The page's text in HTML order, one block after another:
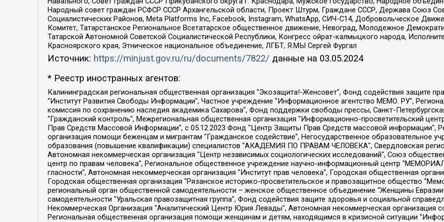
Народный совет граждан РСФСР СССР Архангельской области, Проект Штурм, Граждане СССР, Держава Союз
Социалистических Районов, Meta Platforms Inc, Facebook, Instagram, WhatsApp, СИЧ-С14, Добровольческое
Комитет, Татарстанское Региональное Всетатарское общественное движение, Невоград, Молодежное
Татарской Автономной Советской Социалистической Республики, Конгресс ойрат-калмыцкого народа,
Красноярского края, Этническое национальное объединение, ЛГБТ, Я.МЫ Сергей Фургал
Источник: https://minjust.gov.ru/ru/documents/7822/ данные на 03.05.2024
* Реестр иностранных агентов:
Калининградская региональная общественная организация "Экозащита!-Женсовет", Фонд содействия защите прав и свобод граждан "Общественный вердикт", Фонд "Институт Развития Свободы Информации", Частное учреждение "Информационное агентство МЕМО. РУ", Региональная общественная организация "Общественная комиссия по сохранению наследия академика Сахарова", Фонд поддержки свободы прессы, Санкт-Петербургская общественная правозащитная организация "Гражданский контроль", Межрегиональная общественная организация "Информационно-просветительский центр "Мемориал", Региональный Фонд "Центр Защиты Прав Средств Массовой Информации", с 05.12.2023 Фонд "Центр Защиты Прав Средств массовой информации", Региональная общественная благотворительная организация помощи беженцам и мигрантам "Гражданское содействие", Негосударственное образовательное учреждение дополнительного профессионального образования (повышение квалификации) специалистов "АКАДЕМИЯ ПО ПРАВАМ ЧЕЛОВЕКА", Свердловская региональная общественная организация "Сутяжник", Автономная некоммерческая организация "Центр независимых социологических исследований", Союз общественных объединений "Российский исследовательский центр по правам человека", Региональное общественное учреждение научно-информационный центр "МЕМОРИАЛ", Некоммерческая организация "Фонд защиты гласности", Автономная некоммерческая организация "Институт прав человека", Городская общественная организация "Екатеринбургское общество "МЕМОРИАЛ", Городская общественная организация "Рязанское историко-просветительское и правозащитное общество "Мемориал" (Рязанский Мемориал), Челябинский региональный орган общественной самодеятельности – женское общественное объединение "Женщины Евразии", Челябинский региональный орган общественной самодеятельности "Уральская правозащитная группа", Фонд содействия защите здоровья и социальной справедливости имени Андрея Рылькова, Автономная Некоммерческая Организация "Аналитический Центр Юрия Левады", Автономная некоммерческая организация социальной поддержки населения "Проект Апрель", Региональная общественная организация помощи женщинам и детям, находящимся в кризисной ситуации "Информационно-методический центр "Анна", Фонд содействия развитию массовых коммуникаций и правовому просвещению "Так-так-Так", Фонд содействия устойчивому развитию "Серебряная тайга", Свердловский региональный общественный фонд социальных проектов "Новое время", "Idel.Реалии", Кавказ.Реалии, Крым.Реалии, Телеканал Настоящее Время, Татаро-башкирская служба Радио Свобода (Azatliq Radiosi), Радио Свободная Европа/Радио Свобода (PCE/PC), "Сибирь.Реалии", "Фактограф", Благотворительный фонд помощи осужденным и их семьям, Автономная некоммерческая организация "Институт глобализации и социальных движений", Фонд "В защиту прав заключенных", Частное учреждение "Центр поддержки и содействия развитию средств массовой информации", Пензенский региональный общественный благотворительный фонд "Гражданский союз", "Север.Реалии", Некоммерческая организация Фонд "Правовая инициатива", Общество с ограниченной ответственностью "Радио Свободная Европа/Радио Свобода", Чешское информационное агентство "MEDIUM-ORIENT", Красноярская региональная общественная организация "Мы против СПИДа", Камалягин Денис Николаевич, Маркелов Сергей Евгеньевич, Пономарев Лев Александрович, Савицкая Людмила Алексеевна, Автономная некоммерческая организация "Центр по работе с проблемой насилия "НАСИЛИЮ.НЕТ", Межрегиональный профессиональный союз работников здравоохранения "Альянс врачей", Юридическое лицо, зарегистрированное в Латвийской Республике, SIA "Medusa Project" (регистрационный номер 40103797863, дата регистрации 10.06.2014), Некоммерческая организация "Фонд по борьбе с коррупцией", Автономная некоммерческая организация "Институт права и публичной политики", Баданин Роман Сергеевич, Гликин Максим Александрович, Железнова Мария Михайловна, Лукьянова Юлия Сергеевна, Маетная Елизавета Витальевна, Маняхин Петр Борисович, Чуракова Ольга Владимировна, Ярош Юлия Петровна, Юридическое лицо "The Insider SIA", зарегистрированное в Риге, Латвийская Республика (дата регистрации 26.06.2015), являющееся администратором доменного имени интернет-издания "The Insider SIA", https://theins.ru, Постернак Алексей Евгеньевич, Рубин Михаил Аркадьевич, Анин Роман Александрович, Юридическое лицо Istories fonds, зарегистрированное в Латвийской Республике (регистрационный номер 50008295751, дата регистрации 24.02.2020), Великовский Дмитрий Александрович, Долинина Ирина Николаевна, Мароховская Алеся Алексеевна, Шлейнов Роман Юрьевич, Шмагун Олеся Валентиновна, Общество с ограниченной ответственностью "Альтаир 2021", Общество с ограниченной ответственностью "Вега 2021", Общество с ограниченной ответственностью "Главный редактор 2021", Общество с ограниченной ответственностью "Ромашки монолит", Важенков Артем Валерьевич, Ивановская областная общественная организация "Центр гендерных исследований", Гурман Юрий Альбертович, Медиапроект "ОВД-Инфо", Егоров Владимир Владимирович, Жилинский Владимир Александрович, Общество с ограниченной ответственностью "ЗП", Иванова София Юрьевна, Карезина Инна Павловна, Кильтау Екатерина Викторовна, Петров Алексей Викторович, Пискунов Сергей Евгеньевич, Смирнов Сергей Сергеевич, Тихонов Михаил Сергеевич, Общество с ограниченной ответственностью "ЖУРНАЛИСТ-ИНОСТРАННЫЙ АГЕНТ", Арапова Галина Юрьевна, Вольтская Татьяна Анатольевна, Американская компания "Mason G.E.S. Anonymous Foundation" (США), являющаяся владельцем интернет-издания https://mnews.world/, Компания "Stichting Bellingcat", зарегистрированная в Нидерландах (дата регистрации 11.07.2018), Захаров Андрей Вячеславович, Клепиковская Екатерина Дмитриевна, Общество с ограниченной ответственностью "МЕМО", Перл Роман Александрович, Симонов Евгений Алексеевич, Соловьева Елена Анатольевна, Сотников Даниил Владимирович, Сурначева Елизавета Дмитриевна, Автономная некоммерческая организация по защите прав человека и информированию населения "Якутия – Наше Мнение", Общество с ограниченной ответственностью "Москоу диджитал медиа", с 26.01.2023 Общество с ограниченной ответственностью "Чайка Белые сады", Ветошкина Валерия Валерьевна, Заговора Максим Александрович, Межрегиональное общественное движение "Российская ЛГБТ - сеть", Оленичев Максим Владимирович, Павлов Иван Юрьевич, Скворцова Елена Сергеевна, Общество с ограниченной ответственностью "Как бы инагент", Кочетков Игорь Викторович, Общество с ограниченной ответственностью "Честные выборы", Еланчик Олег Александрович, Общество с ограниченной ответственностью "Нобелевский призыв", Гималова Регина Эмилевна, Григорьев Андрей Валерьевич, Григорьева Алина Александровна, Ассоциация по содействию защите прав призывников, альтернативнослужащих и военнослужащих "Правозащитная группа